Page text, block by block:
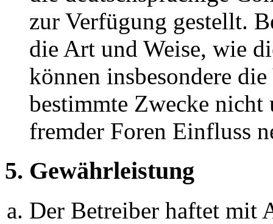
zur Verfügung gestellt.
die Art und Weise, wie
können insbesondere
bestimmte Zwecke nicht
fremder Foren Einfluss
5. Gewährleistung
Der Betreiber haftet mit